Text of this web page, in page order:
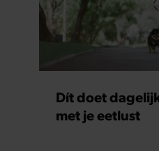
Dít doet
met je eetlust